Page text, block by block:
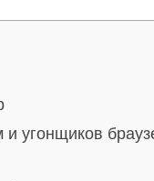
угонщиков